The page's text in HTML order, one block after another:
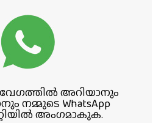
അറിയാനും
നമ്മുടെ WhatsApp
അംഗമാകുക.